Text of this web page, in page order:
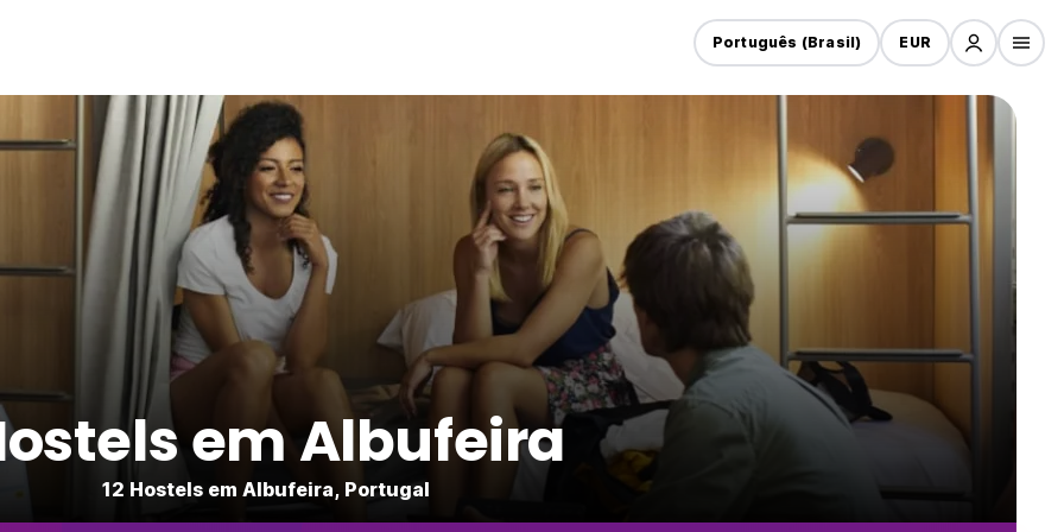
Português (Brasil) EUR
em Albufeira
12 Hostels em Albufeira, Portugal